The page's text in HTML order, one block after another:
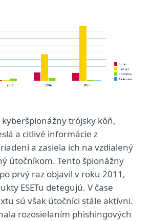
kyberšpionážny trójsky kôň,
a citlivé informácie z
a zasiela ich na vzdialený
útočníkom. Tento špionážny
prvý raz objavil v roku 2011,
ESETu detegujú. V čase
sú však útočníci stále aktívni.
rozosielaním phishingových